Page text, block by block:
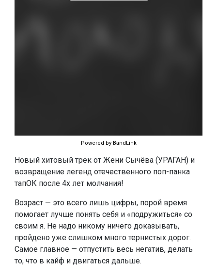
Powered by BandLink
Новый хитовый трек от Жени Сычёва (УРАГАН) и
возвращение легенд отечественного поп-панка
тапОК после 4х лет молчания!
Возраст — это всего лишь цифры, порой время
помогает лучше понять себя и «подружиться» со
своим я. Не надо никому ничего доказывать,
пройдено уже слишком много тернистых дорог.
Самое главное — отпустить весь негатив, делать
то, что в кайф и двигаться дальше.